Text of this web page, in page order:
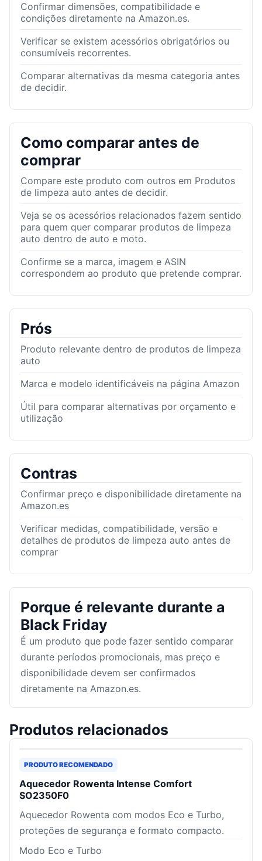
Confirmar dimensões, compatibilidade e
condições diretamente na Amazon.es.
Verificar se existem acessórios obrigatórios ou
consumíveis recorrentes.
Comparar alternativas da mesma categoria antes
de decidir.
Como comparar antes de
comprar
Compare este produto com outros em Produtos
de limpeza auto antes de decidir.
Veja se os acessórios relacionados fazem sentido
para quem quer comparar produtos de limpeza
auto dentro de auto e moto.
Confirme se a marca, imagem e ASIN
correspondem ao produto que pretende comprar.
Prós
Produto relevante dentro de produtos de limpeza
auto
Marca e modelo identificáveis na página Amazon
Útil para comparar alternativas por orçamento e
utilização
Contras
Confirmar preço e disponibilidade diretamente na
Amazon.es
Verificar medidas, compatibilidade, versão e
detalhes de produtos de limpeza auto antes de
comprar
Porque é relevante durante a
Black Friday
É um produto que pode fazer sentido comparar
durante períodos promocionais, mas preço e
disponibilidade devem ser confirmados
diretamente na Amazon.es.
Produtos relacionados
PRODUTO RECOMENDADO
Aquecedor Rowenta Intense Comfort
SO2350F0
Aquecedor Rowenta com modos Eco e Turbo,
proteções de segurança e formato compacto.
Modo Eco e Turbo